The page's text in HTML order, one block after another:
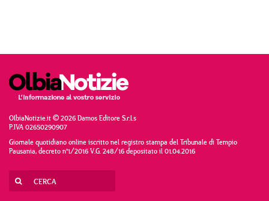
OlbiaNotizie.it © 2026 Damos Editore S.r.l.s
P.IVA 02650290907
Giornale quotidiano online iscritto nel registro stampa del Tribunale di Tempio
Pausania, decreto n°1/2016 V.G. 248/16 depositato il 01.04.2016